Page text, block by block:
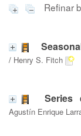
Refinar
/ Henry S. Fitch
Series
Agustín Enrique